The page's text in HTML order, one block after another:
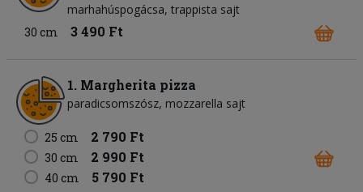
marhahúspogácsa trappista sajt
30 cm
3 490 Ft
1. Margherita pizza
paradicsomszósz mozzarella sajt
25 cm 2 790 Ft
30 cm 2 990 Ft
40 cm 5 790 Ft